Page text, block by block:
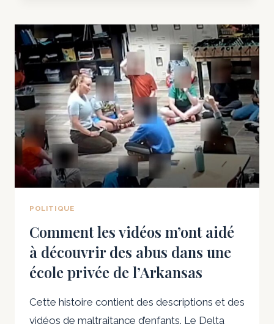
EFFORTS
POUR
LUTTER
CONTRE
LA
FRAUDE
ÉLECTORALE.
SON
ADVERSAIRE
AU
SÉNAT
L’AVOIR
COMMIS.
POLITIQUE
Comment les vidéos m’ont aidé
à découvrir des abus dans une
école privée de l’Arkansas
Cette histoire contient des descriptions et des
vidéos de maltraitance d’enfants. Le Delta